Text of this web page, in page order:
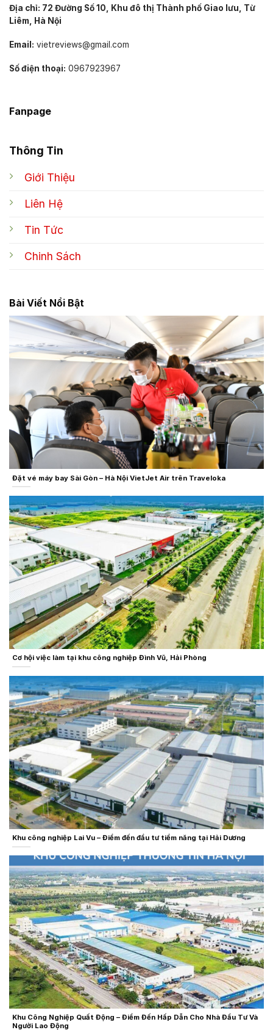
Địa chỉ: 72 Đường Số 10, Khu đô thị Thành phố Giao lưu, Từ
Liêm, Hà Nội
Email: vietreviews@gmail.com
Số điện thoại: 0967923967
Thông Tin
Giới Thiệu
Liên Hệ
Tin Tức
Chinh Sách
Bài Viết Nổi Bật
Đặt vé máy bay Sài Gòn – Hà Nội VietJet Air trên Traveloka
Cơ hội việc làm tại khu công nghiệp Đình Vũ, Hải Phòng
Khu công nghiệp Lai Vu – Điểm đến đầu tư tiềm năng tại Hải Dương
Khu Công Nghiệp Quất Động – Điểm Đến Hấp Dẫn Cho Nhà Đầu Tư Và
Người Lao Động
Fanpage